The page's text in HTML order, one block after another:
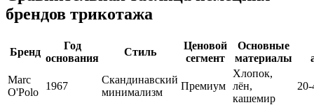
брендов трикотажа
Бренд
Год
основания
Стиль
Ценовой
сегмент
Основные
материалы
Marc
O'Polo
1967
Скандинавский
минимализм
Премиум
Хлопок,
лён,
кашемир
20-